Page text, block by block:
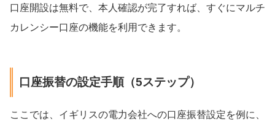
口座開設は無料で、本人確認が完了すれば、すぐにマルチ
カレンシー口座の機能を利用できます。
口座振替の設定手順（5ステップ）
ここでは、イギリスの電力会社への口座振替設定を例に、